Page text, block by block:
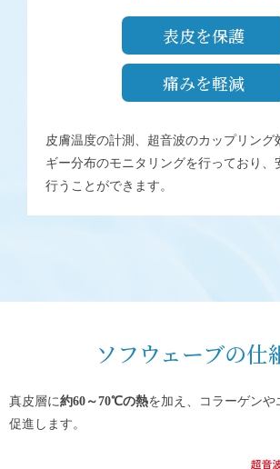
表皮を保護
痛みを軽減
皮膚温度の計測、超音波のカップリング
ギー分布のモニタリングを行っており、
行うことができます。
ソフウェーブの仕
真皮層に約60～70℃の熱を加え、コラーゲン
促進します。